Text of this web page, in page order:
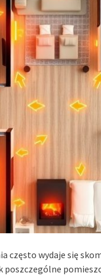
często wydaje się
poszczególne